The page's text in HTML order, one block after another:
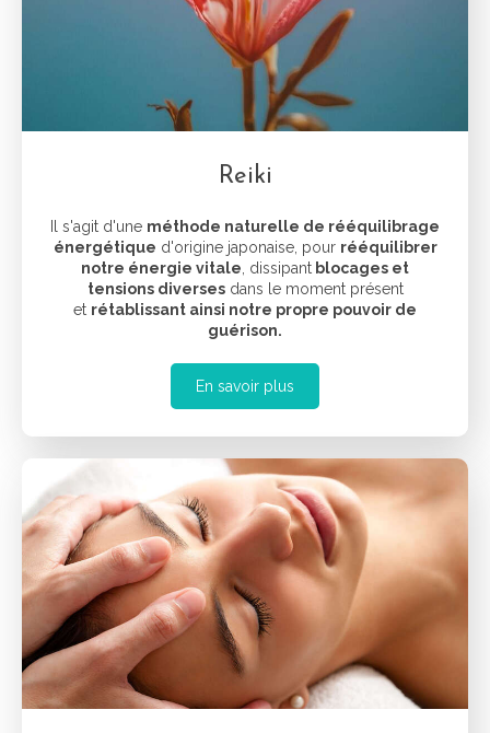
Reiki
Il s'agit d'une méthode naturelle de rééquilibrage
énergétique d'origine japonaise, pour rééquilibrer
notre énergie vitale , dissipant blocages et
tensions diversesdans le moment présent
et rétablissant ainsi notre propre pouvoir de
guérison.
En savoir plus